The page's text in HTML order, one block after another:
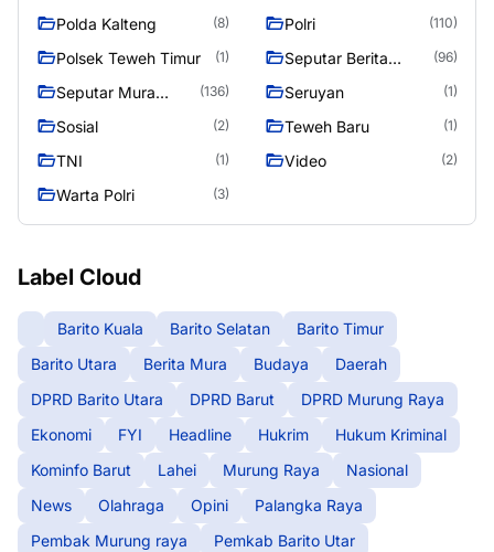
Polda Kalteng (8) Polri (110)
Polsek Teweh Timur (1)
Seputar Berita
(96)
Seputar Mura
(136) Seruyan (1)
Sosial (2) Teweh Baru (1)
TNI (1) Video (2)
Warta Polri (3)
Label Cloud
Barito Kuala Barito Selatan
Barito Timur
Barito Utara
Berita Mura Budaya
Daerah
DPRD Barito Utara
DPRD Barut
DPRD Murung Raya
Ekonomi
FYI Headline Hukrim
Hukum Kriminal
Kominfo Barut
Lahei Murung Raya
Nasional
News
Olahraga Opini
Palangka Raya
Pembak Murung raya
Pemkab Barito Utar